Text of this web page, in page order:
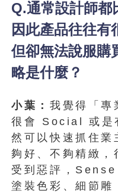
Q.通常設計師都
因此產品往往有
但卻無法說服購
略是什麼？
小葉： 我覺得「專
很會 Social 或是
然可以快速抓住業
夠好、不夠精緻，
受到惡評，Sense
塗裝色彩、細節雕